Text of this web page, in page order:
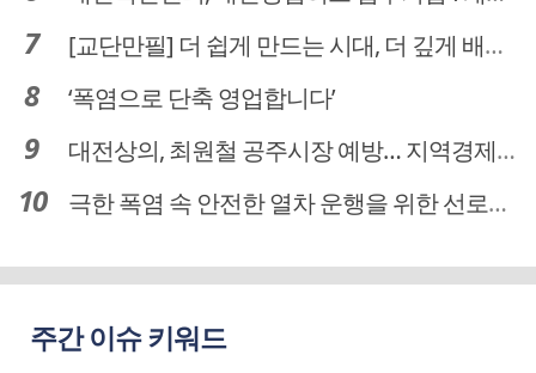
[교단만필] 더 쉽게 만드는 시대, 더 깊게 배우는 교육
‘폭염으로 단축 영업합니다’
대전상의, 최원철 공주시장 예방… 지역경제 협력방안 논의
극한 폭염 속 안전한 열차 운행을 위한 선로관리
주간 이슈 키워드